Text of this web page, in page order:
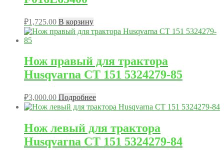
₽1,725.00 В корзину
Нож правый для трактора
Husqvarna CT 151 5324279-85
₽3,000.00 Подробнее
Нож левый для трактора
Husqvarna CT 151 5324279-84